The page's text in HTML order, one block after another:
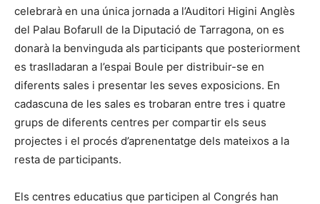
celebrarà en una única jornada a l’Auditori Higini Anglès
del Palau Bofarull de la Diputació de Tarragona, on es
donarà la benvinguda als participants que posteriorment
es traslladaran a l’espai Boule per distribuir-se en
diferents sales i presentar les seves exposicions. En
cadascuna de les sales es trobaran entre tres i quatre
grups de diferents centres per compartir els seus
projectes i el procés d’aprenentatge dels mateixos a la
resta de participants.
Els centres educatius que participen al Congrés han